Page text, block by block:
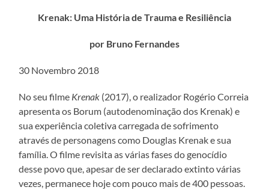
Krenak: Uma História de Trauma e Resiliência
por Bruno Fernandes
30 Novembro 2018
No seu filme Krenak (2017), o realizador Rogério Correia
apresenta os Borum (autodenominação dos Krenak) e
sua experiência coletiva carregada de sofrimento
através de personagens como Douglas Krenak e sua
família. O filme revisita as várias fases do genocídio
desse povo que, apesar de ser declarado extinto várias
vezes, permanece hoje com pouco mais de 400 pessoas.